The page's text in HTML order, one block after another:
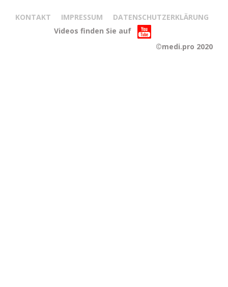
KONTAKT IMPRESSUM
DATENSCHUTZERKLÄRUNG
Videos finden Sie auf
©medi.pro 2020